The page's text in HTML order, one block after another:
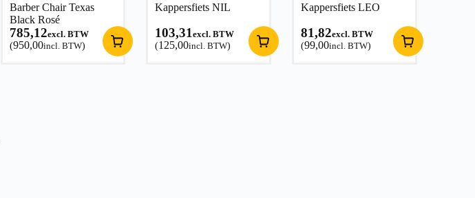
Barber Chair Texas
Black Rosé
785,12excl. BTW
(950,00incl. BTW)
Kappersfiets NIL
103,31excl. BTW
(125,00incl. BTW)
Kappersfiets LEO
81,82excl. BTW
(99,00incl. BTW)